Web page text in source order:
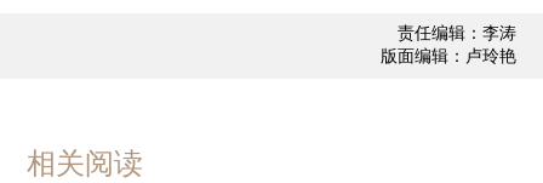
责任编辑：李涛
版面编辑：卢玲艳
相关阅读